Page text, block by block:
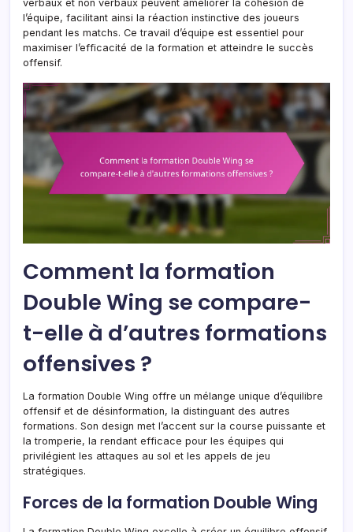
verbaux et non verbaux peuvent améliorer la cohésion de
l’équipe, facilitant ainsi la réaction instinctive des joueurs
pendant les matchs. Ce travail d’équipe est essentiel pour
maximiser l’efficacité de la formation et atteindre le succès
offensif.
Comment la formation
Double Wing se compare-
t-elle à d’autres formations
offensives ?
La formation Double Wing offre un mélange unique d’équilibre
offensif et de désinformation, la distinguant des autres
formations. Son design met l’accent sur la course puissante et
la tromperie, la rendant efficace pour les équipes qui
privilégient les attaques au sol et les appels de jeu
stratégiques.
Forces de la formation Double Wing